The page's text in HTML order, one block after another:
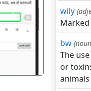
अगला
wily
bw
The
or